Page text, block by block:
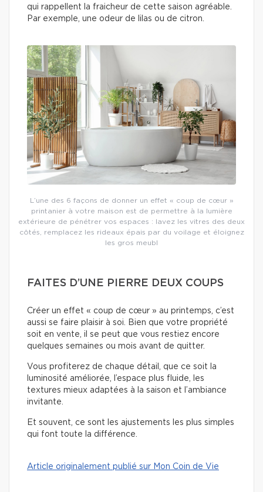
qui rappellent la fraicheur de cette saison agréable.
Par exemple, une odeur de lilas ou de citron.
L’une des 6 façons de donner un effet « coup de cœur »
printanier à votre maison est de permettre à la lumière
extérieure de pénétrer vos espaces : lavez les vitres des deux
côtés, remplacez les rideaux épais par du voilage et éloignez
les gros meubl
FAITES D’UNE PIERRE DEUX COUPS
Créer un effet « coup de cœur » au printemps, c’est
aussi se faire plaisir à soi. Bien que votre propriété
soit en vente, il se peut que vous restiez encore
quelques semaines ou mois avant de quitter.
Vous profiterez de chaque détail, que ce soit la
luminosité améliorée, l’espace plus fluide, les
textures mieux adaptées à la saison et l’ambiance
invitante.
Et souvent, ce sont les ajustements les plus simples
qui font toute la différence.
Article originalement publié sur Mon Coin de Vie